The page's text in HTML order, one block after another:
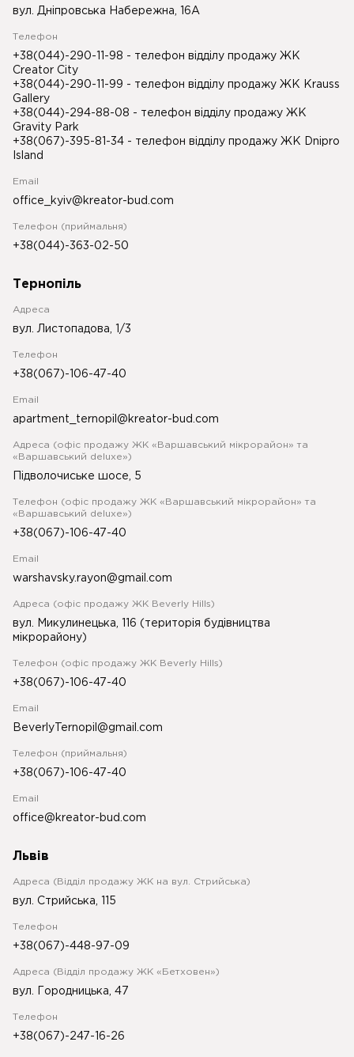
вул. Дніпровська Набережна, 16А
Телефон
+38(044)-290-11-98 - телефон відділу продажу ЖК
Creator City
+38(044)-290-11-99 - телефон відділу продажу ЖК Krauss
Gallery
+38(044)-294-88-08 - телефон відділу продажу ЖК
Gravity Park
+38(067)-395-81-34 - телефон відділу продажу ЖК Dnipro
Island
Email
office_kyiv@kreator-bud.com
Телефон (приймальня)
+38(044)-363-02-50
Тернопіль
Адреса
вул. Листопадова, 1/3
Телефон
+38(067)-106-47-40
Email
apartment_ternopil@kreator-bud.com
Адреса (офіс продажу ЖК «Варшавський мікрорайон» та
«Варшавський deluxe»)
Підволочиське шосе, 5
Телефон (офіс продажу ЖК «Варшавський мікрорайон» та
«Варшавський deluxe»)
+38(067)-106-47-40
Email
warshavsky.rayon@gmail.com
Адреса (офіс продажу ЖК Beverly Hills)
вул. Микулинецька, 116 (територія будівництва
мікрорайону)
Телефон (офіс продажу ЖК Beverly Hills)
+38(067)-106-47-40
Email
BeverlyTernopil@gmail.com
Телефон (приймальня)
+38(067)-106-47-40
Email
office@kreator-bud.com
Львів
Адреса (Відділ продажу ЖК на вул. Стрийська)
вул. Стрийська, 115
Телефон
+38(067)-448-97-09
Адреса (Відділ продажу ЖК «Бетховен»)
вул. Городницька, 47
Телефон
+38(067)-247-16-26